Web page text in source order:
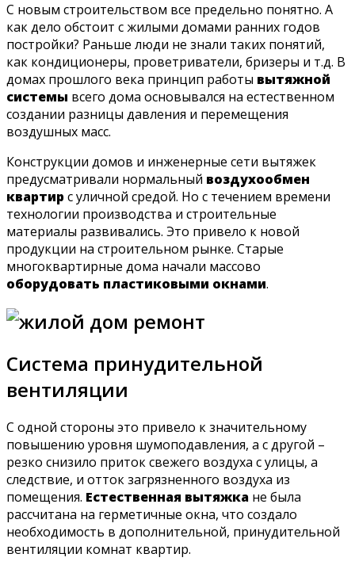
С новым строительством все предельно понятно. А
как дело обстоит с жилыми домами ранних годов
постройки? Раньше люди не знали таких понятий,
как кондиционеры, проветриватели, бризеры и т.д. В
домах прошлого века принцип работы вытяжной
системы всего дома основывался на естественном
создании разницы давления и перемещения
воздушных масс.
Конструкции домов и инженерные сети вытяжек
предусматривали нормальный воздухообмен
квартир с уличной средой. Но с течением времени
технологии производства и строительные
материалы развивались. Это привело к новой
продукции на строительном рынке. Старые
многоквартирные дома начали массово
оборудовать пластиковыми окнами.
Система принудительной
вентиляции
С одной стороны это привело к значительному
повышению уровня шумоподавления, а с другой –
резко снизило приток свежего воздуха с улицы, а
следствие, и отток загрязненного воздуха из
помещения. Естественная вытяжка не была
рассчитана на герметичные окна, что создало
необходимость в дополнительной, принудительной
вентиляции комнат квартир.